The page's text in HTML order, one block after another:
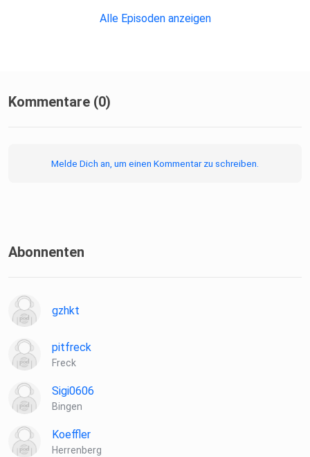
Alle Episoden anzeigen
Kommentare (0)
Melde Dich an, um einen Kommentar zu schreiben.
Abonnenten
gzhkt
pitfreck
Freck
Sigi0606
Bingen
Koeffler
Herrenberg